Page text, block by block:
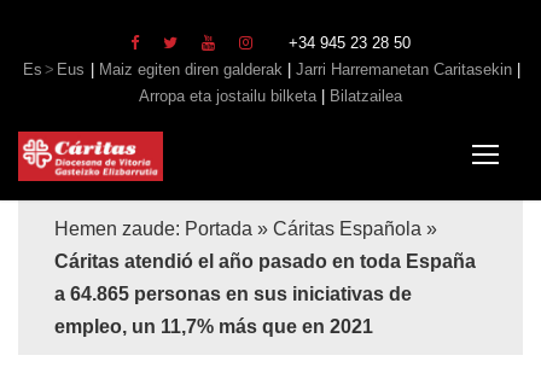
+34 945 23 28 50
Es
Eus Maiz egiten diren galderak Jarri Harremanetan Caritasekin
Arropa eta jostailu bilketa| Bilatzailea
Hemen zaude: Portada » Cáritas Española »
Cáritas atendió el año pasado en toda España
a 64.865 personas en sus iniciativas de
empleo, un 11,7% más que en 2021